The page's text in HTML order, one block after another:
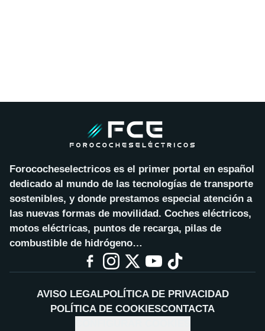
Forococheselectricos es el primer portal en español
dedicado al mundo de las tecnologías de transporte
sostenibles, y donde prestamos especial atención a
las nuevas formas de movilidad. Coches eléctricos,
motos eléctricas, puntos de recarga, pilas de
combustible de hidrógeno…
AVISO LEGALPOLÍTICA DE PRIVACIDAD
POLÍTICA DE COOKIESCONTACTA